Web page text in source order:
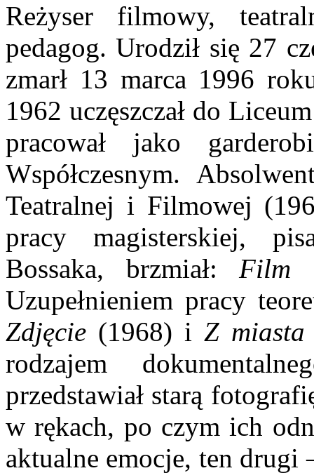
Reżyser filmowy,
pedagog. Urodził się 27
zmarł 13 marca 1996
1962 uczęszczał do
pracował jako
Współczesnym.
Teatralnej i Filmowej
pracy magisterskiej,
Bossaka, brzmiał:Film
Uzupełnieniem pracy
Zdjęcie (1968) i Z miasta
rodzajem
przedstawiał starą
w rękach, po czym ich
aktualne emocje, ten